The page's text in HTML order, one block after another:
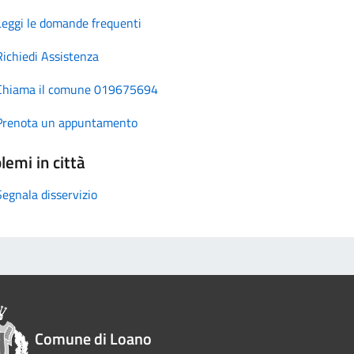
le domande frequenti
Assistenza
il comune 019675694
un appuntamento
in città
disservizio
Comune di Loano